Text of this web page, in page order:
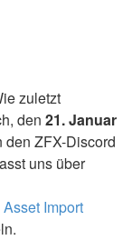
zuletzt
den 21. Januar
den ZFX-Discord
uns über
Import